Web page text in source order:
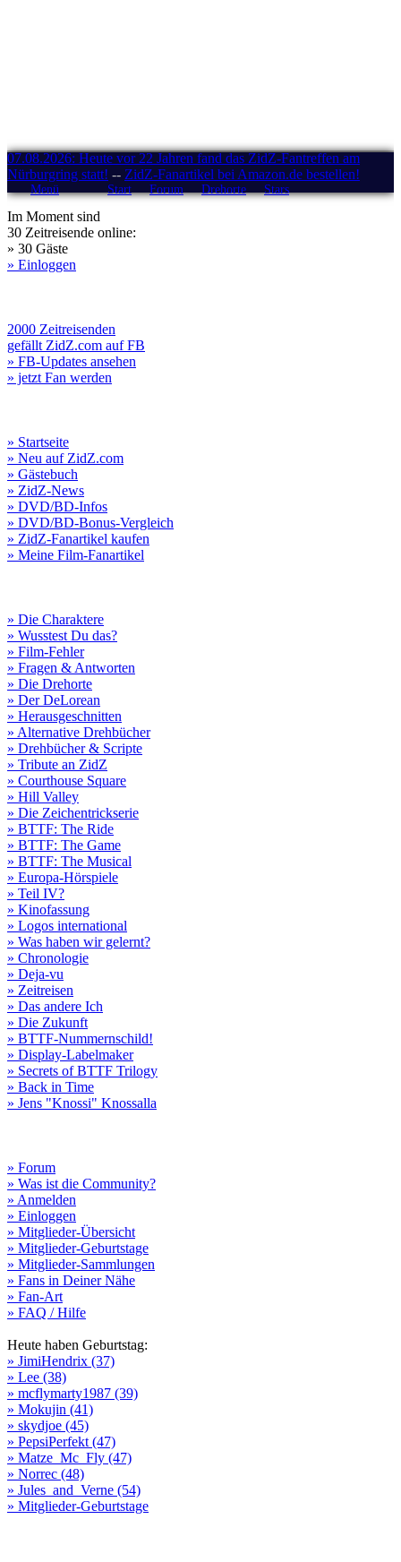
07.08.2026: Heute vor 22 Jahren fand das ZidZ-Fantreffen am
Nürburgring statt! -- ZidZ-Fanartikel bei Amazon.de bestellen!
Menü Start Forum Drehorte Stars
Im Moment sind
30 Zeitreisende online:
» 30 Gäste
» Einloggen
2000 Zeitreisenden
gefällt ZidZ.com auf FB
» FB-Updates ansehen
» jetzt Fan werden
» Startseite
» Neu auf ZidZ.com
» Gästebuch
» ZidZ-News
» DVD/BD-Infos
» DVD/BD-Bonus-Vergleich
» ZidZ-Fanartikel kaufen
» Meine Film-Fanartikel
» Die Charaktere
» Wusstest Du das?
» Film-Fehler
» Fragen & Antworten
» Die Drehorte
» Der DeLorean
» Herausgeschnitten
» Alternative Drehbücher
» Drehbücher & Scripte
» Tribute an ZidZ
» Courthouse Square
» Hill Valley
» Die Zeichentrickserie
» BTTF: The Ride
» BTTF: The Game
» BTTF: The Musical
» Europa-Hörspiele
» Teil IV?
» Kinofassung
» Logos international
» Was haben wir gelernt?
» Chronologie
» Deja-vu
» Zeitreisen
» Das andere Ich
» Die Zukunft
» BTTF-Nummernschild!
» Display-Labelmaker
» Secrets of BTTF Trilogy
» Back in Time
» Jens "Knossi" Knossalla
» Forum
» Was ist die Community?
» Anmelden
» Einloggen
» Mitglieder-Übersicht
» Mitglieder-Geburtstage
» Mitglieder-Sammlungen
» Fans in Deiner Nähe
» Fan-Art
» FAQ / Hilfe
Heute haben Geburtstag:
» JimiHendrix (37)
» Lee (38)
» mcflymarty1987 (39)
» Mokujin (41)
» skydjoe (45)
» PepsiPerfekt (47)
» Matze_Mc_Fly (47)
» Norrec (48)
» Jules_and_Verne (54)
» Mitglieder-Geburtstage